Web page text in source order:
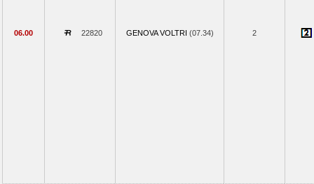
06.00 22820 GENOVA VOLTRI (07.34) 2